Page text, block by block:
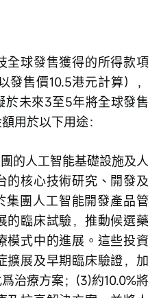
全球發售獲得的所得款項
發售價10.5港元計算），
於未來3至5年將全球發售
用於以下用途：
的人工智能基礎設施及人
的核心技術研究、開發及
集團人工智能開發產品管
的臨床試驗，推動候選藥
模式中的進展。這些投資
擴展及早期臨床驗證，加
治療方案；(3)約10.0%將